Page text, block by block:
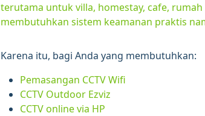
terutama untuk villa, homestay, cafe,
membutuhkan sistem keamanan praktis
Karena itu, bagi Anda yang membutuhkan:
Pemasangan CCTV Wifi
CCTV Outdoor Ezviz
CCTV online via HP